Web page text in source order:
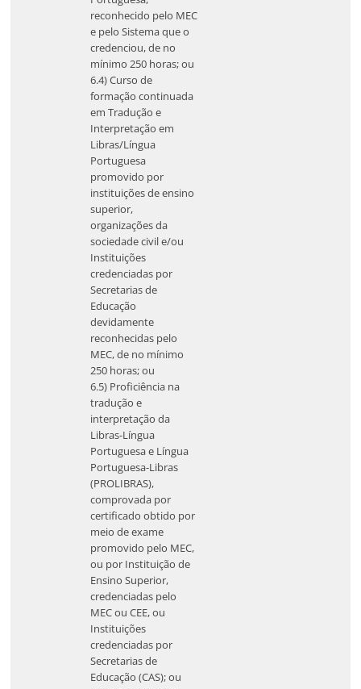
reconhecido pelo MEC
e pelo Sistema que o
credenciou, de no
mínimo 250 horas; ou
6.4) Curso de
formação continuada
em Tradução e
Interpretação em
Libras/Língua
Portuguesa
promovido por
instituições de ensino
superior,
organizações da
sociedade civil e/ou
Instituições
credenciadas por
Secretarias de
Educação
devidamente
reconhecidas pelo
MEC, de no mínimo
250 horas; ou
6.5) Proficiência na
tradução e
interpretação da
Libras-Língua
Portuguesa e Língua
Portuguesa-Libras
(PROLIBRAS),
comprovada por
certificado obtido por
meio de exame
promovido pelo MEC,
ou por Instituição de
Ensino Superior,
credenciadas pelo
MEC ou CEE, ou
Instituições
credenciadas por
Secretarias de
Educação (CAS); ou